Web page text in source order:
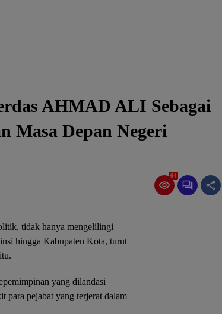
AHMAD ALI Sebagai
Masa Depan Negeri
64
tidak hanya mengelilingi
hingga Kabupaten Kota, turut
yang dilandasi
para pejabat yang terjerat dalam